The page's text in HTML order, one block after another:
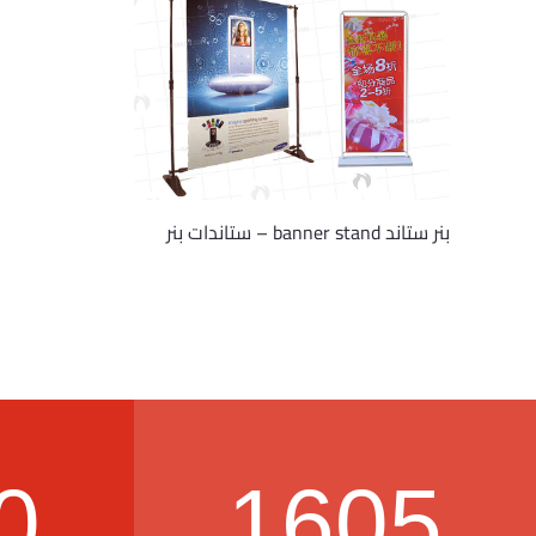
بنر ستاند banner stand – ستاندات بنر